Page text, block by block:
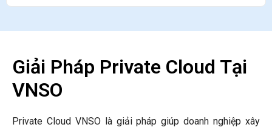
Giải Pháp Private Cloud Tại
VNSO
Private Cloud VNSO là giải pháp giúp doanh nghiệp xây